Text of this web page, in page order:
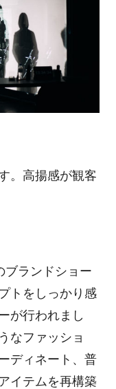
。高揚感が観客
ブランドショー
トをしっかり感
が行われまし
なファッショ
ディネート、普
イテムを再構築